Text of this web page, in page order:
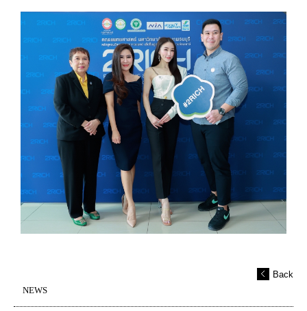
Back
NEWS